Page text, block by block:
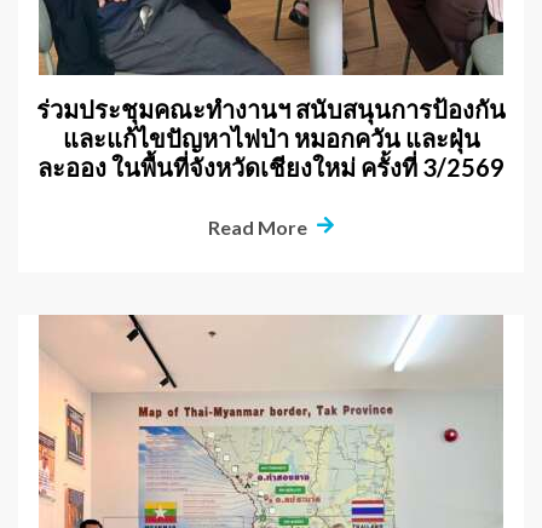
ร่วมประชุมคณะทำงานฯ สนับสนุนการป้องกัน
และแก้ไขปัญหาไฟป่า หมอกควัน และฝุ่น
ละออง ในพื้นที่จังหวัดเชียงใหม่ ครั้งที่ 3/2569
Read More